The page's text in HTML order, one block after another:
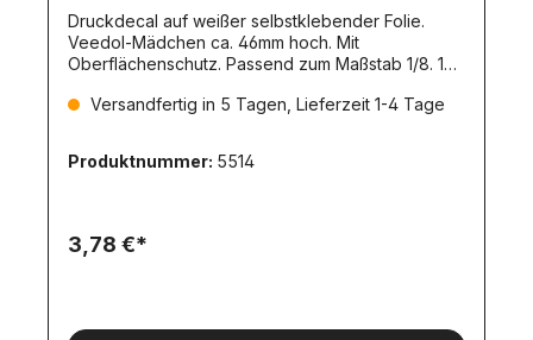
Druckdecal auf weißer selbstklebender Folie.
Veedol-Mädchen ca. 46mm hoch. Mit
Oberflächenschutz. Passend zum Maßstab 1/8. 1
Versandfertig in 5 Tagen, Lieferzeit 1-4 Tage
Produktnummer: 5514
3,78 €*